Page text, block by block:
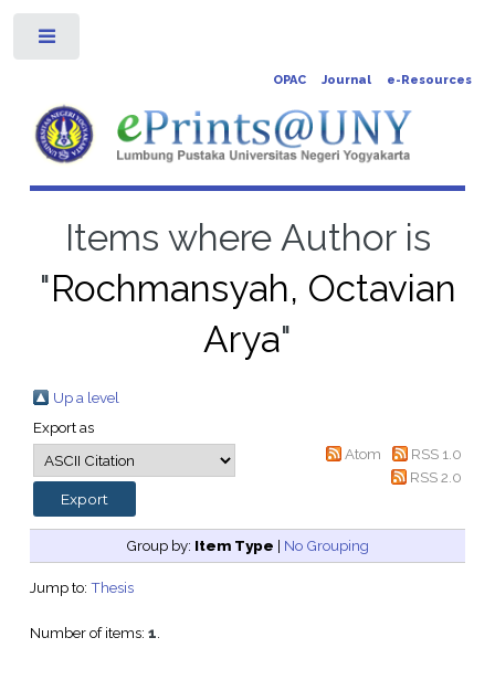
OPAC Journal e-Resources
Items where Author is
"Rochmansyah, Octavian
Arya"
Up a level
Export as
Atom
RSS 1.0
RSS 2.0
Group by: Item Type | No Grouping
Jump to: Thesis
Number of items: 1.